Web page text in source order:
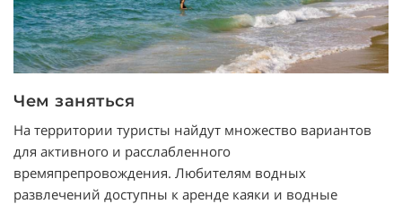
Чем заняться
На территории туристы найдут множество вариантов
для активного и расслабленного
времяпрепровождения. Любителям водных
развлечений доступны к аренде каяки и водные